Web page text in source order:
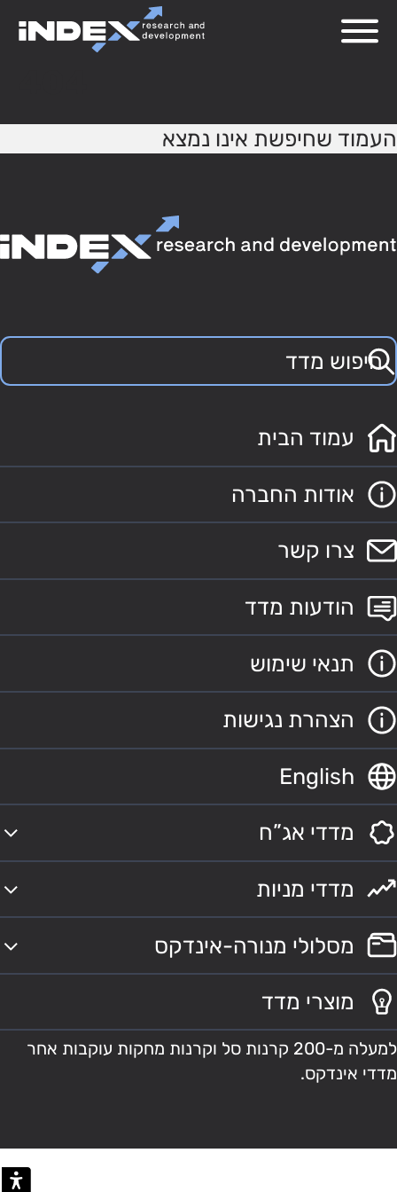
העמוד שחיפשת אינו נמצא
עמוד הבית
אודות החברה
צרו קשר
הודעות מדד
תנאי שימוש
הצהרת נגישות
English
מדדי אג”ח
מדדי מניות
מסלולי מנורה-אינדקס
מוצרי מדד
למעלה מ-200 קרנות סל וקרנות מחקות עוקבות אחר
מדדי אינדקס.